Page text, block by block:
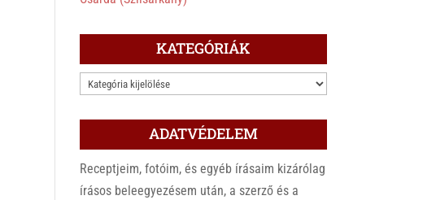
KATEGÓRIÁK
KATEGÓRIÁK
ADATVÉDELEM
Receptjeim, fotóim, és egyéb írásaim kizárólag
írásos beleegyezésem után, a szerző és a